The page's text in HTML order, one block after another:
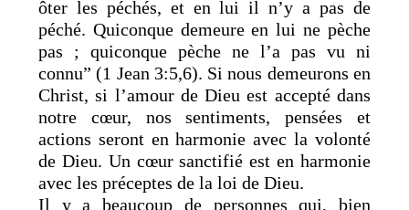
ôter les péchés, et en lui il n’y a pas de
péché. Quiconque demeure en lui ne pèche
pas ; quiconque pèche ne l’a pas vu ni
connu” (1 Jean 3:5,6). Si nous demeurons en
Christ, si l’amour de Dieu est accepté dans
notre cœur, nos sentiments, pensées et
actions seront en harmonie avec la volonté
de Dieu. Un cœur sanctifié est en harmonie
avec les préceptes de la loi de Dieu.
Il y a beaucoup de personnes qui, bien